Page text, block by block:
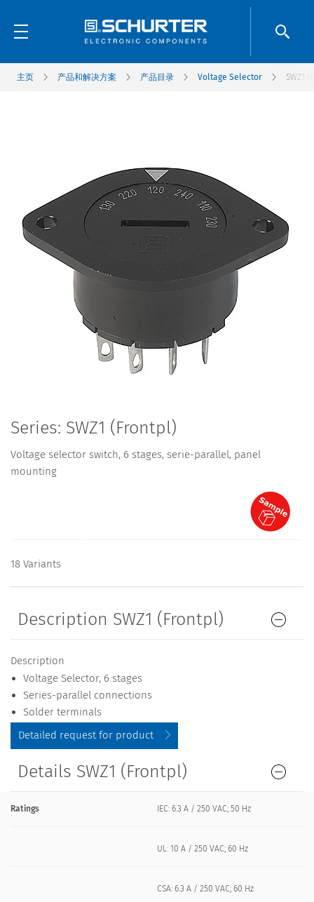
主页 产品和解决方案 产品目录 Voltage Selector SWZ1
Series: SWZ1 (Frontpl)
Voltage selector switch, 6 stages, serie-parallel, panel
mounting
18 Variants
Description SWZ1 (Frontpl)
Description
Voltage Selector, 6 stages
Series-parallel connections
Solder terminals
Detailed request for product
Details SWZ1 (Frontpl)
Ratings IEC: 6.3 A / 250 VAC; 50 Hz
UL: 10 A / 250 VAC; 60 Hz
CSA: 6.3 A / 250 VAC; 60 Hz